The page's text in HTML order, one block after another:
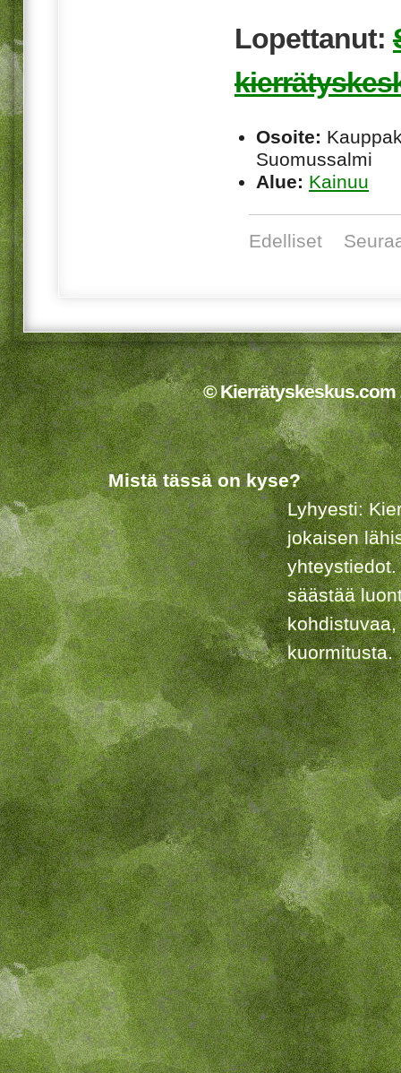
Lopettanut:
Osoite:
Suomussalmi
Alue: Kainuu
Edelliset
© Kierrätyskeskus.com
Mistä tässä on kyse?
Lyhyesti:
jokaisen
säästää
kuormitusta.